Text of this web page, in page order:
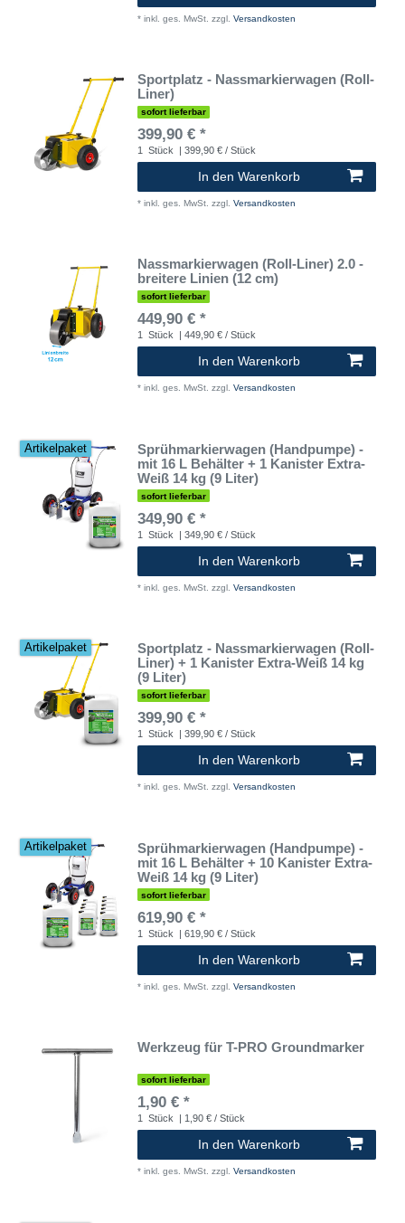
* inkl. ges. MwSt. zzgl. Versandkosten
Sportplatz - Nassmarkierwagen (Roll-
Liner)
sofort lieferbar
399,90 € *
1 Stück | 399,90 € / Stück
In den Warenkorb
* inkl. ges. MwSt. zzgl. Versandkosten
Nassmarkierwagen (Roll-Liner) 2.0 -
breitere Linien (12 cm)
sofort lieferbar
449,90 € *
1 Stück | 449,90 € / Stück
In den Warenkorb
* inkl. ges. MwSt. zzgl. Versandkosten
Artikelpaket
Sprühmarkierwagen (Handpumpe) -
mit 16 L Behälter + 1 Kanister Extra-
Weiß 14 kg (9 Liter)
sofort lieferbar
349,90 € *
1 Stück | 349,90 € / Stück
In den Warenkorb
* inkl. ges. MwSt. zzgl. Versandkosten
Artikelpaket
Sportplatz - Nassmarkierwagen (Roll-
Liner) + 1 Kanister Extra-Weiß 14 kg
(9 Liter)
sofort lieferbar
399,90 € *
1 Stück | 399,90 € / Stück
In den Warenkorb
* inkl. ges. MwSt. zzgl. Versandkosten
Artikelpaket
Sprühmarkierwagen (Handpumpe) -
mit 16 L Behälter + 10 Kanister Extra-
Weiß 14 kg (9 Liter)
sofort lieferbar
619,90 € *
1 Stück | 619,90 € / Stück
In den Warenkorb
* inkl. ges. MwSt. zzgl. Versandkosten
Werkzeug für T-PRO Groundmarker
sofort lieferbar
1,90 € *
1 Stück | 1,90 € / Stück
In den Warenkorb
* inkl. ges. MwSt. zzgl. Versandkosten